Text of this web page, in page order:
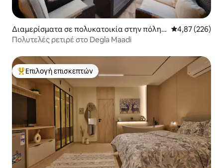
Διαμερίσματα σε πολυκατοικία στην πόλη E
G
Μέση
4,87 (226)
Πολυτελές ρετιρέ στο Degla Maadi
Κορυφαία επιλογή επισκεπτών
Επιλογή επισκεπτών